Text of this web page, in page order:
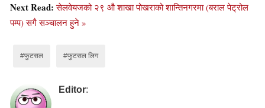
Next Read:सेलवेयजको २९ औ शाखा पोखराको शान्तिनगरमा (बराल पेट्रोल
पम्प) सगै सञ्चालन हुने »
#फुटसल #फुटसल लिग
Editor: